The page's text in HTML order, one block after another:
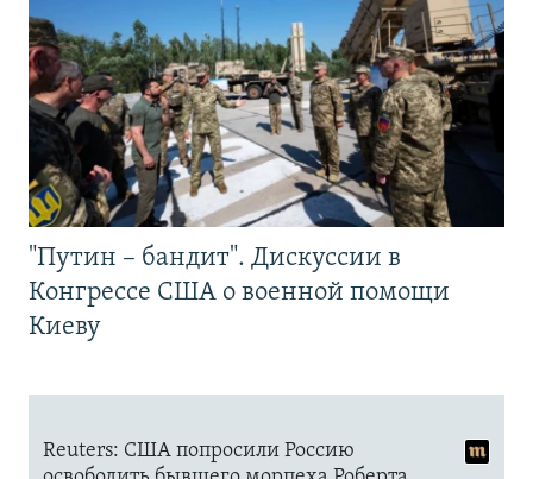
"Путин – бандит". Дискуссии в
Конгрессе США о военной помощи
Киеву